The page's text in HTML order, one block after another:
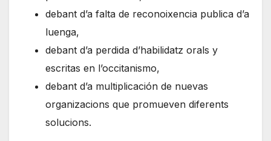
debant d’a falta de reconoixencia publica d’a
luenga,
debant d’a perdida d’habilidatz orals y
escritas en l’occitanismo,
debant d’a multiplicación de nuevas
organizacions que promueven diferents
solucions.